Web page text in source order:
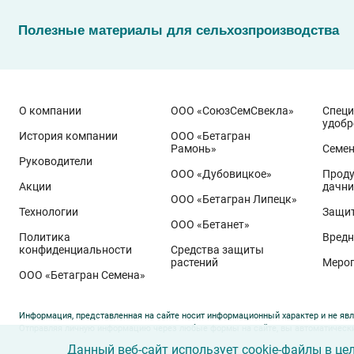
Эти результаты особенно показательны для условий
грамотном управлении технологией:
относится к новому поколению сортов
Ей принадлежит рекорд
122,6 ц/га, полученный в
Государственный реестр селекционных достижений
озернённость – до50–80
Полезные материалы для сельхозпроизводства
О компании
История компании
Руководители
Акции
Технологии
Политика
конфиденциальности
ООО «Бетагран Семена»
ООО «СоюзСемСвекла»
ООО «Бетагран
Рамонь»
ООО «Дубовицкое»
ООО «Бетагран Липецк»
ООО «Бетанет»
Средства защиты
растений
Информация, представленная на сайте носит информационный характер и не
Отправляя личную информацию через любые формы на сайте, вы
Данный веб-сайт использует cookie-файлы в